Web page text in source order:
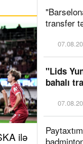
ilə
transfer
"Lids
bahalı